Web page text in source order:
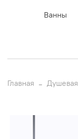
Ванны
Главная Душевая